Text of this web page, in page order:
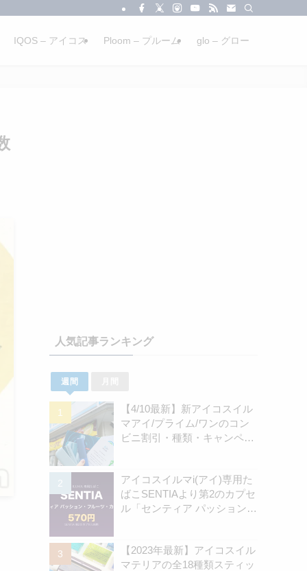
IQOS – アイコス Ploom – プルーム glo – グロー
人気記事ランキング
週間
【4/10最新】新アイコスイル
マアイ/プライム/ワンのコン
ビニ割引・種類・キャンペー
アイコスイルマi(アイ)専用た
ばこSENTIAより第2のカプセ
ル「センティア パッション・
柄 | アイコスさん
【2023年最新】アイコスイル
マテリアの全18種類スティッ